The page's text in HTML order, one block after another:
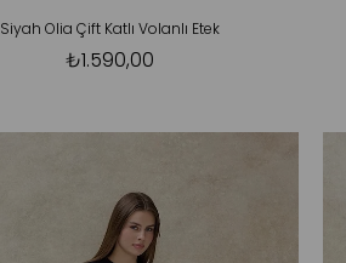
Siyah Olia Çift Katlı Volanlı Etek
₺1.590,00